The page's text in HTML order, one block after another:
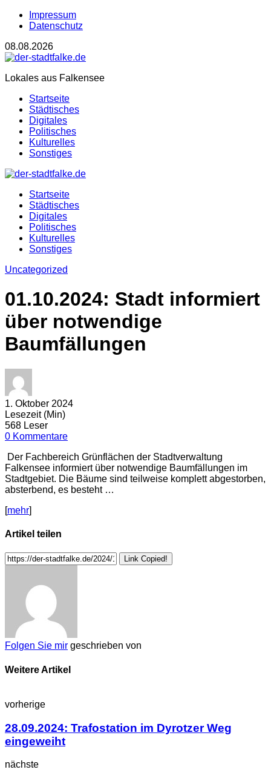
Impressum
Datenschutz
08.08.2026
Lokales aus Falkensee
Startseite
Städtisches
Digitales
Politisches
Kulturelles
Sonstiges
Startseite
Städtisches
Digitales
Politisches
Kulturelles
Sonstiges
Uncategorized
01.10.2024: Stadt informiert
über notwendige
Baumfällungen
1. Oktober 2024
Lesezeit (Min)
568 Leser
0 Kommentare
Der Fachbereich Grünflächen der Stadtverwaltung
Falkensee informiert über notwendige Baumfällungen im
Stadtgebiet. Die Bäume sind teilweise komplett abgestorben,
absterbend, es besteht …
[mehr]
Artikel teilen
Link Copied!
Folgen Sie mir geschrieben von
Weitere Artikel
vorherige
28.09.2024: Trafostation im Dyrotzer Weg
eingeweiht
nächste